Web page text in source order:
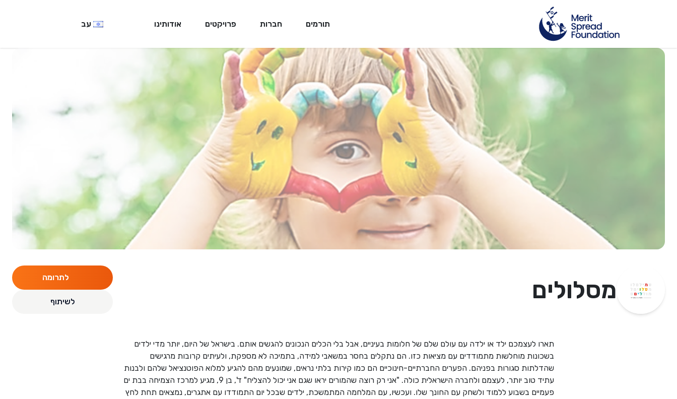
תורמים חברות פרויקטים אודותינו עב
מסלולים לתרומה
לשיתוף
תארו לעצמכם ילד או ילדה עם עולם שלם של חלומות בעיניים, אבל בלי הכלים הנכונים להגשים אותם. בישראל של היום, יותר מדי ילדים
בשכונות מוחלשות מתמודדים עם מציאות כזו. הם נתקלים בחסר במשאבי למידה, בתמיכה לא מספקת, ולעיתים קרובות מרגישים
שהדלתות סגורות בפניהם. הפערים החברתיים-חינוכיים הם כמו קירות בלתי נראים, שמונעים מהם להגיע למלוא הפוטנציאל שלהם ולבנות
עתיד טוב יותר, לעצמם ולחברה הישראלית כולה. "אני רק רוצה שהמורים יראו שגם אני יכול להצליח" ד', בן 9, מגיע למרכז הצמיחה בבת ים
פעמיים בשבוע ללמוד ולשחק עם החונך שלו. ועכשיו, עם המלחמה המתמשכת, ילדים שבכל יום התמודדו עם אתגרים, נמצאים תחת לחץ